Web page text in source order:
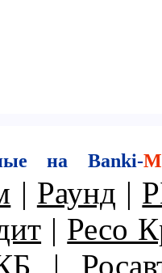
на Banki-M
| Раунд |
| Ресо
|